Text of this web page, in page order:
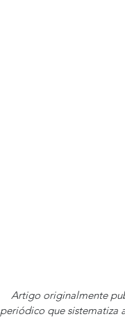
Artigo originalmente
periódico que sistematiza